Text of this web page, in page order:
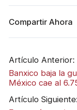
Compartir Ahora
Artículo Anterior:
Banxico baja la
México cae al
Artículo Siguiente: